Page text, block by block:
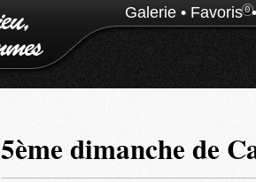
Galerie • Favoris0
5ème dimanche de